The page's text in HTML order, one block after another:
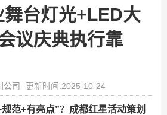
台灯光+LED大
议庆典执行靠
公司 更新时间:2025-10-24
规范+有亮点”​​？​ ​成都红星活动策划